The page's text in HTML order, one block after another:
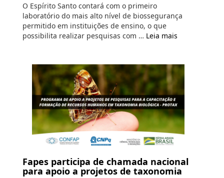
O Espírito Santo contará com o primeiro
laboratório do mais alto nível de biossegurança
permitido em instituições de ensino, o que
possibilita realizar pesquisas com … Leia mais
Fapes participa de chamada nacional
para apoio a projetos de taxonomia